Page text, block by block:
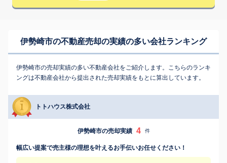
伊勢崎市の不動産売却の実績の多い会社ランキング
伊勢崎市の売却実績の多い不動産会社をご紹介します。こちらのランキ
ングは不動産会社から提出された売却実績をもとに算出しています。
トトハウス株式会社
伊勢崎市の売却実績 4 件
幅広い提案で売主様の理想を叶えるお手伝いお任せください！